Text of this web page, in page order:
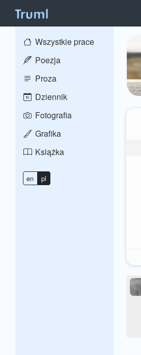
Wszystkie prace
Poezja
Proza
Dziennik
Fotografia
Grafika
Książka
en pl